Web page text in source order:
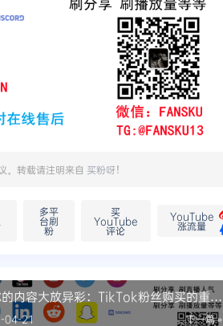
。转载请注明来自 买粉呀！
多平
台刷
粉
买
YouTube
评论
YouTube
涨流量
内容大放异彩：TikTok粉丝购买的重要
性
下一篇 »
04-21